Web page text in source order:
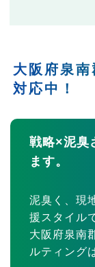
大阪府泉
対応中！
戦略×泥臭
ます。
泥臭く、現
援スタイル
大阪府泉南
ルティング